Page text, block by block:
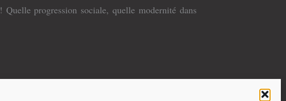
progression sociale, quelle modernité dans